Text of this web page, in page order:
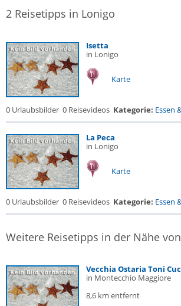
2 Reisetipps in Lonigo
Isetta
in Lonigo
Karte
0 Urlaubsbilder 0 Reisevideos Kategorie: Essen
La Peca
in Lonigo
Karte
0 Urlaubsbilder 0 Reisevideos Kategorie: Essen
Weitere Reisetipps in der Nähe
Vecchia Ostaria Toni
in Montecchio Maggiore
8,6 km entfernt